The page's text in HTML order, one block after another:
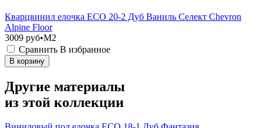
Кварцвинил елочка ECO 20-2 Дуб Ваниль Селект Chevron
Alpine Floor
3009 руб•M2
Сравнить В избранное
В корзину
Другие материалы
из этой коллекции